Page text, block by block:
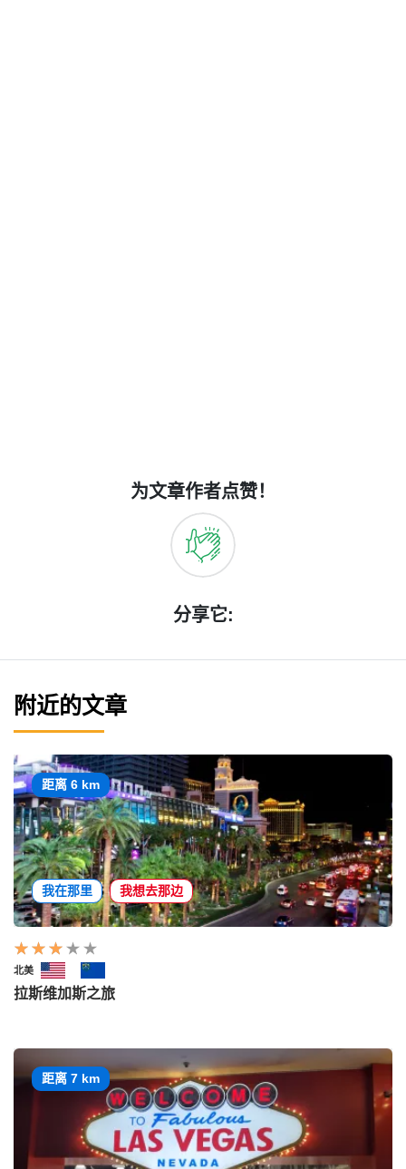
为文章作者点赞！
分享它:
附近的文章
距离 6 km
我在那里 我想去那边
北美
拉斯维加斯之旅
距离 7 km